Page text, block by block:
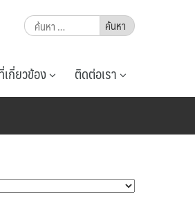
ค้นหา
สำหรับ:
กี่ยวข้อง ติดต่อเรา